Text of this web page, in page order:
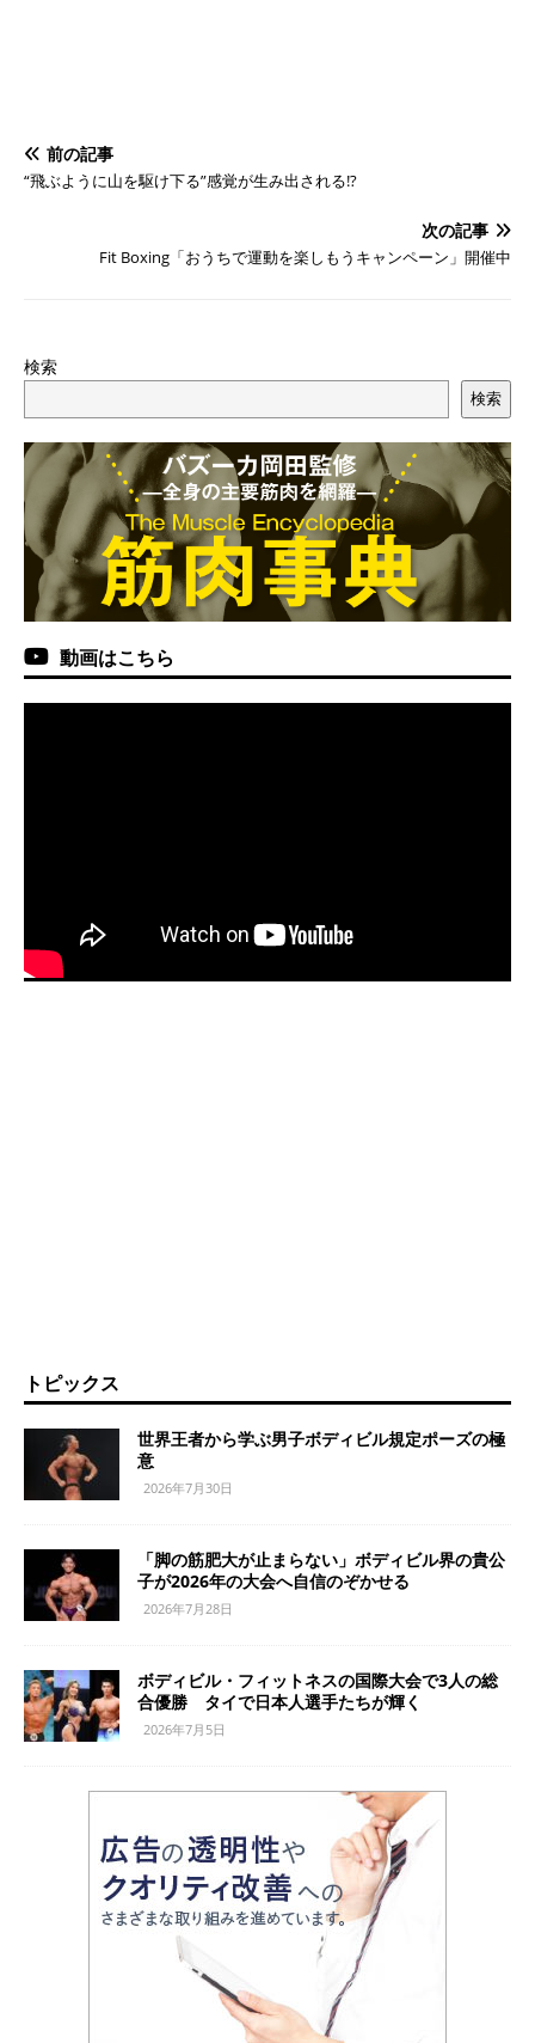
前の記事
“飛ぶように山を駆け下る”感覚が生み出される!?
次の記事
Fit Boxing「おうちで運動を楽しもうキャンペーン」開催中
検索
検索
動画はこちら
トピックス
世界王者から学ぶ男子ボディビル規定ポーズの極
意
2026年7月30日
「脚の筋肥大が止まらない」ボディビル界の貴公
子が2026年の大会へ自信のぞかせる
2026年7月28日
ボディビル・フィットネスの国際大会で3人の総
合優勝 タイで日本人選手たちが輝く
2026年7月5日